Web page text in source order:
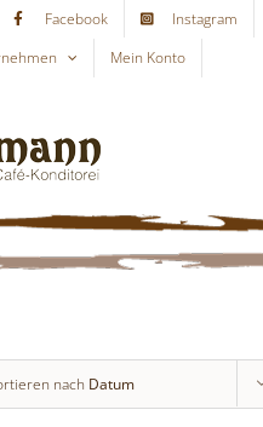
Facebook Instagram
Mein Konto
nach Datum